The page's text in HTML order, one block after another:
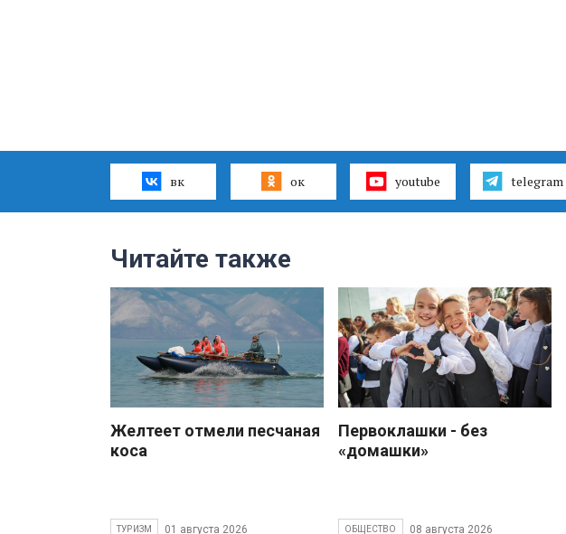
вк ок youtube telegram
Читайте также
Желтеет отмели песчаная
коса
ТУРИЗМ 01 августа 2026
Первоклашки - без
«домашки»
ОБЩЕСТВО 08 августа 2026